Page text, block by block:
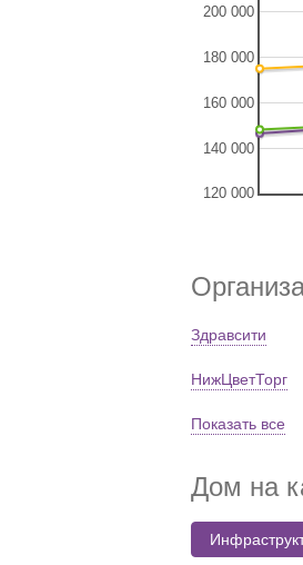
120 000
140 000
160 000
180 000
200 000
Здравсити
НижЦветТорг
Показать все
Дом на